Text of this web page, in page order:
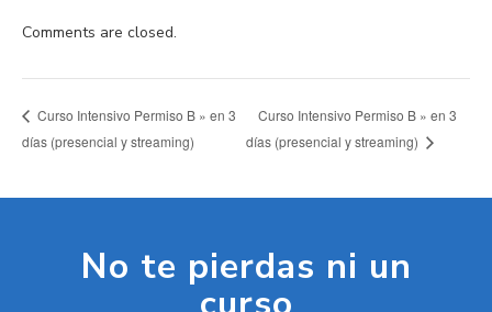
Comments are closed.
Curso Intensivo Permiso B » en 3
días (presencial y streaming)
Curso Intensivo Permiso B » en 3
días (presencial y streaming)
No te pierdas ni un